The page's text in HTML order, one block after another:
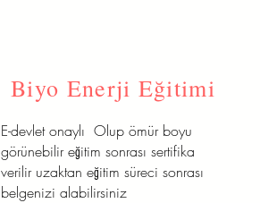
Biyo Enerji Eğitimi
E-devlet onaylı Olup ömür boyu
görünebilir eğitim sonrası sertifika
verilir uzaktan eğitim süreci sonrası
belgenizi alabilirsiniz